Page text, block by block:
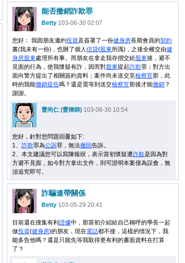
能否撤銷詐欺罪
Betty 103-06-30 02:07
您好： 我因朋友邀約投資及簽署了一份健身房長期會員的契約
書(我未有一份)，也辦了個人信貸(股東所識)，之後全權交由健
身房股東處理所有事。而朋友在拿走我存摺交給股東後，避不
見面的行為，使我懷疑有詐，因而對股東提起詐欺罪；對方出
面向警方提出了相關簽約資料；案件尚未送交至檢察官那，此
時的我能撤銷提告嗎？還是需等到送交檢察官那後才能撤銷 ？
謝謝。
曹尚仁 (曹律師) 103-06-30 10:54
您好，針對您問題回覆如下:
1、 詐欺罪為公訴罪，無法撤回告訴。
2、本文建議您可以寫陳報狀，表示當初懷疑遭詐欺是因為對
方避不見面，如今對方拿出文件，則可證明本案僅為誤會，無
須追究即可。
詐騙連帶關係
Betty 103-05-29 20:41
目前還在搜集有利 證據中，那當初介紹給自己稱呼的學長一起
做投資(健身房)的朋友，現在電話都不接，這樣的情況下，我
能多告他嗎？還是只能先等我取得更有利的書面資料在打算
了？